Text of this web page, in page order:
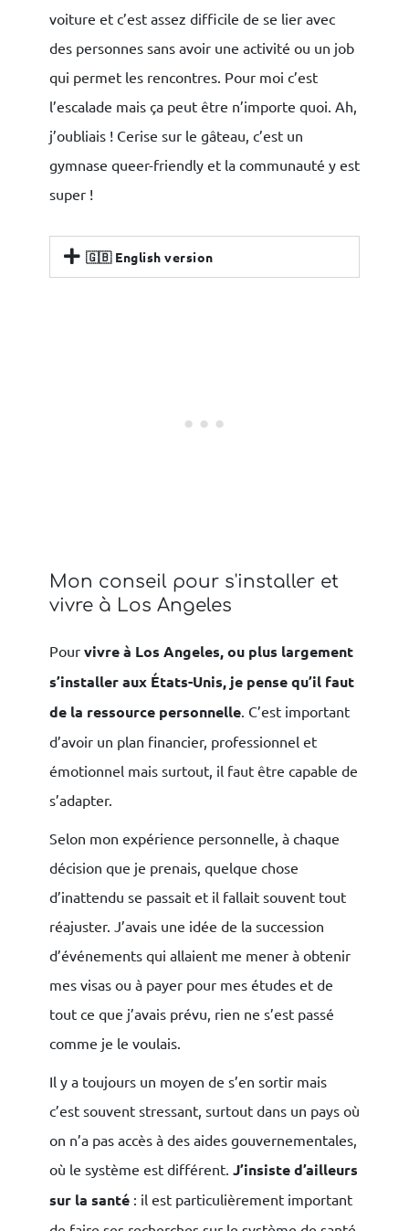
voiture et c’est assez difficile de se lier avec
des personnes sans avoir une activité ou un job
qui permet les rencontres. Pour moi c’est
l’escalade mais ça peut être n’importe quoi. Ah,
j’oubliais ! Cerise sur le gâteau, c’est un
gymnase queer-friendly et la communauté y est
super !
🇬🇧 English version
Mon conseil pour s'installer et
vivre à Los Angeles
Pour vivre à Los Angeles, ou plus largement
s’installer aux États-Unis, je pense qu’il faut
de la ressource personnelle. C’est important
d’avoir un plan financier, professionnel et
émotionnel mais surtout, il faut être capable de
s’adapter.
Selon mon expérience personnelle, à chaque
décision que je prenais, quelque chose
d’inattendu se passait et il fallait souvent tout
réajuster. J’avais une idée de la succession
d’événements qui allaient me mener à obtenir
mes visas ou à payer pour mes études et de
tout ce que j’avais prévu, rien ne s’est passé
comme je le voulais.
Il y a toujours un moyen de s’en sortir mais
c’est souvent stressant, surtout dans un pays où
on n’a pas accès à des aides gouvernementales,
où le système est différent. J’insiste d’ailleurs
sur la santé: il est particulièrement important